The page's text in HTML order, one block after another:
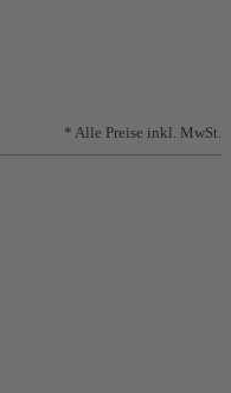
* Alle Preise inkl. MwSt.